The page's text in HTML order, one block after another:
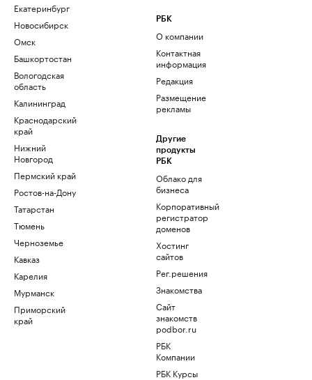
Екатеринбург
Новосибирск
Омск
Башкортостан
Вологодская
область
Калининград
Краснодарский
край
Нижний
Новгород
Пермский край
Ростов-на-Дону
Татарстан
Тюмень
Черноземье
Кавказ
Карелия
Мурманск
Приморский
край
РБК
О компании
Контактная
информация
Редакция
Размещение
рекламы
Другие
продукты
РБК
Облако для
бизнеса
Корпоративный
регистратор
доменов
Хостинг
сайтов
Рег.решения
Знакомства
Сайт
знакомств
podbor.ru
РБК
Компании
РБК Курсы